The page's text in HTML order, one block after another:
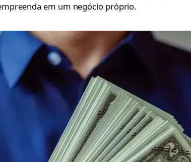
em um negócio próprio.